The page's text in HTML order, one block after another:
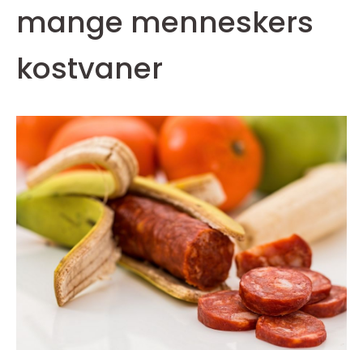
mange menneskers
kostvaner